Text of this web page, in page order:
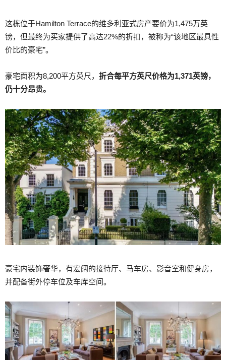
这栋位于Hamilton Terrace的维多利亚式房产要价为1,475万英
镑，但最终为买家提供了高达22%的折扣，被称为“该地区最具性
价比的豪宅”。
豪宅面积为8,200平方英尺， 折合每平方英尺价格为1,371英镑，
仍十分昂贵。
豪宅内装饰奢华，有宏阔的接待厅、马车房、影音室和健身房，
并配备街外停车位及车库空间。